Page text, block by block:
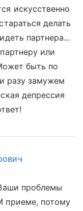
искусственно
делать
партнера...
или
быть по
разу замужем
депрессия
проблемы
приеме, потому